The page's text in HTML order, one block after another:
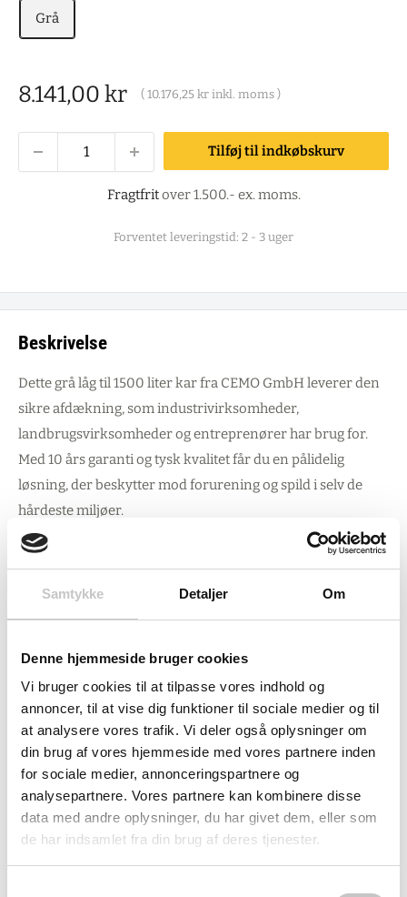
Samtykke Detaljer Om
Denne hjemmeside bruger cookies
Vi bruger cookies til at tilpasse vores indhold og
annoncer, til at vise dig funktioner til sociale medier og til
at analysere vores trafik. Vi deler også oplysninger om
din brug af vores hjemmeside med vores partnere inden
for sociale medier, annonceringspartnere og
analysepartnere. Vores partnere kan kombinere disse
data med andre oplysninger, du har givet dem, eller som
de har indsamlet fra din brug af deres tjenester.
Grå
Salgspris
8.141,00 kr ( 10.176,25 kr inkl. moms )
Tilføj til indkøbskurv
Fragtfritover 1.500.- ex. moms.
Forventet leveringstid: 2 - 3 uger
Beskrivelse
Dette grå låg til 1500 liter kar fra CEMO GmbH leverer den
sikre afdækning, som industrivirksomheder,
landbrugsvirksomheder og entreprenører har brug for.
Med 10 års garanti og tysk kvalitet får du en pålidelig
løsning, der beskytter mod forurening og spild i selv de
hårdeste miljøer.
Sikker beskyttelse til professionel brug
anlægsprojekter, så sikrer dette låg en tæt og pålidelig
afdækning. De robuste plastmaterialer tåler både kemisk
påvirkning og vejrforhold, mens den præcise pasform
forhindrer lækager og overholder miljøkrav. Med en
egenvægt på kun 10,5 kg er låget let at håndtere i daglig
brug.
Præcision der passer perfekt
Lågets dimensioner på 1830 x 1400 x 60 mm er designet til